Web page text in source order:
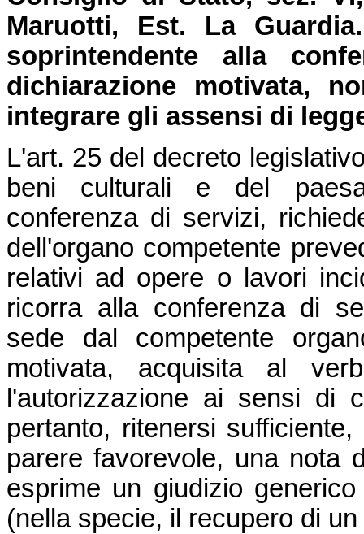
Maruotti, Est. La
soprintendente alla
dichiarazione motivata,
integrare gli assensi di
L'art. 25 del decreto
beni culturali e del
conferenza di servizi,
dell'organo competente
relativi ad opere o lavori
ricorra alla conferenza di
sede dal competente
motivata, acquisita al
l'autorizzazione ai sensi di
pertanto, ritenersi
parere favorevole, una nota
esprime un giudizio
(nella specie, il recupero di